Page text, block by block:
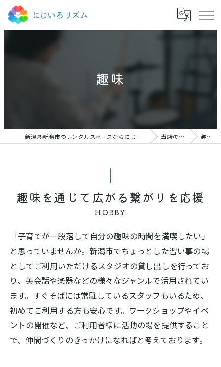
趣味
新潟県新潟市のレンタルスペースならにじいろリズム 当店の特徴 趣味
趣味を通じて広がる繋がりを応援
HOBBY
「子育てが一段落して自分の趣味の時間を満喫したい」
と思っていませんか。新潟市でちょっとした習い事の場
としてご利用いただけるスタジオの貸し出しを行ってお
り、英会話や楽器などの様々なジャンルで活用されてい
ます。すぐそばには常駐しているスタッフもいるため、
初めてご利用する方も安心です。ワークショップやイベ
ントの開催など、ご利用者様に活動の場を提供すること
で、仲間づくりのきっかけになればと考えております。